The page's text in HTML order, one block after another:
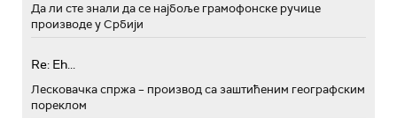
Да ли сте знали да се најбоље грамофонске ручице
производе у Србији
Re: Eh...
Лесковачка спржа – производ са заштићеним географским
пореклом